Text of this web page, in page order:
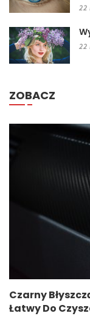
22
22
ZOBACZ
Czarny
Łatwy Do